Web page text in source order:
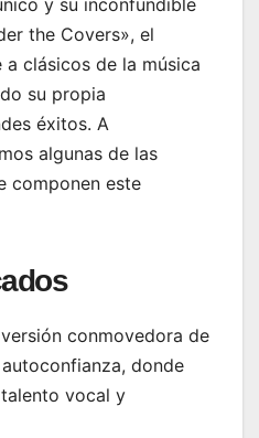
the Covers», el
clásicos de la música
su propia
éxitos. A
algunas de las
componen este
conmovedora de
donde
vocal y